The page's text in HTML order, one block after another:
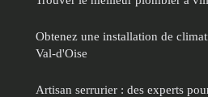
Obtenez une installation de
Val-d'Oise
Artisan serrurier : des experts